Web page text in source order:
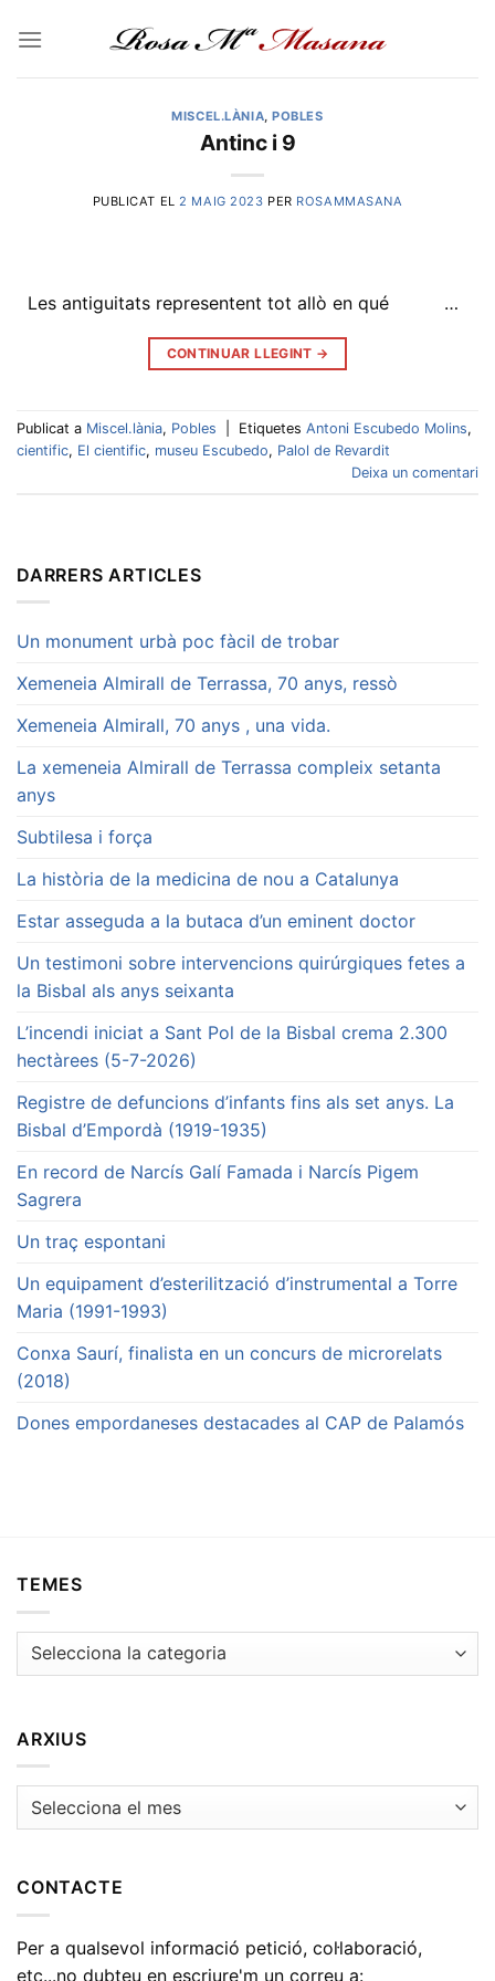
MISCEL.LÀNIA,POBLES
Antinc i 9
PUBLICAT EL 2 MAIG 2023 PER ROSAMMASANA
Les antiguitats representent tot allò en qué …
CONTINUAR LLEGINT →
Publicat a Miscel.lània, Pobles Etiquetes Antoni Escubedo Molins,
cientific, El cientific, museu Escubedo, Palol de Revardit
Deixa un comentari
DARRERS ARTICLES
Un monument urbà poc fàcil de trobar
Xemeneia Almirall de Terrassa, 70 anys, ressò
Xemeneia Almirall, 70 anys , una vida.
La xemeneia Almirall de Terrassa compleix setanta
anys
Subtilesa i força
La història de la medicina de nou a Catalunya
Estar asseguda a la butaca d’un eminent doctor
Un testimoni sobre intervencions quirúrgiques fetes a
la Bisbal als anys seixanta
L’incendi iniciat a Sant Pol de la Bisbal crema 2.300
hectàrees (5-7-2026)
Registre de defuncions d’infants fins als set anys. La
Bisbal d’Empordà (1919-1935)
En record de Narcís Galí Famada i Narcís Pigem
Sagrera
Un traç espontani
Un equipament d’esterilització d’instrumental a Torre
Maria (1991-1993)
Conxa Saurí, finalista en un concurs de microrelats
(2018)
Dones empordaneses destacades al CAP de Palamós
TEMES
Temes
ARXIUS
Arxius
CONTACTE
Per a qualsevol informació petició, col·laboració,
etc...no dubteu en escriure'm un correu a: